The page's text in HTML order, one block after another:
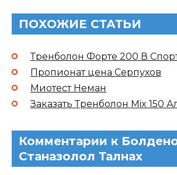
ПОХОЖИЕ СТАТЬИ
Тренболон Форте 200 В
Пропионат цена Серпухов
Миотест Неман
Заказать Тренболон Mix 150
Комментарии к
Станазолол Талнах